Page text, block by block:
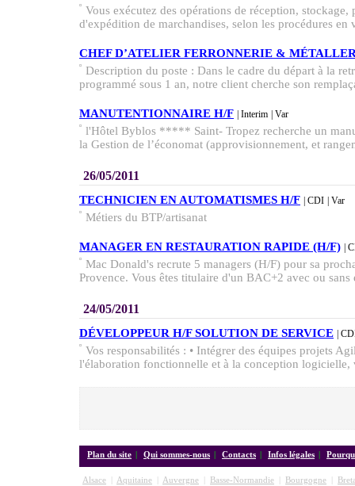
Vous exécutez des opérations de réception, stockage,
d'expédition de marchandises, selon les procédures en
CHEF D’ATELIER FERRONNERIE &
Description du poste : Dans le cadre du départ à la
programmé sous 1 an, notre client cherche son
MANUTENTIONNAIRE H/F | Interim | Var
l'Hôtel Byblos ***** Saint- Tropez recherche un
la Gestion de l’économat (approvisionnement, et
26/05/2011
TECHNICIEN EN AUTOMATISMES H/F | CDI | Var
Métiers du BTP/artisanat
MANAGER EN RESTAURATION RAPIDE (H/F) |
Mac Donald's recrute 5 managers (H/F) pour sa
Provence. Vous êtes titulaire d'un BAC+2 avec ou sans
24/05/2011
DÉVELOPPEUR H/F SOLUTION DE SERVICE |
Vos responsabilités : • Intégrer des équipes projets
l'élaboration fonctionnelle et à la conception logicielle,
Plan du site | Qui sommes-nous | Contacts | Infos légales |
Alsace Aquitaine Auvergne Basse-Normandie Bourgogne